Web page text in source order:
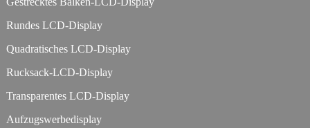
Rundes LCD-Display
Quadratisches LCD-Display
Rucksack-LCD-Display
Transparentes LCD-Display
Aufzugswerbedisplay